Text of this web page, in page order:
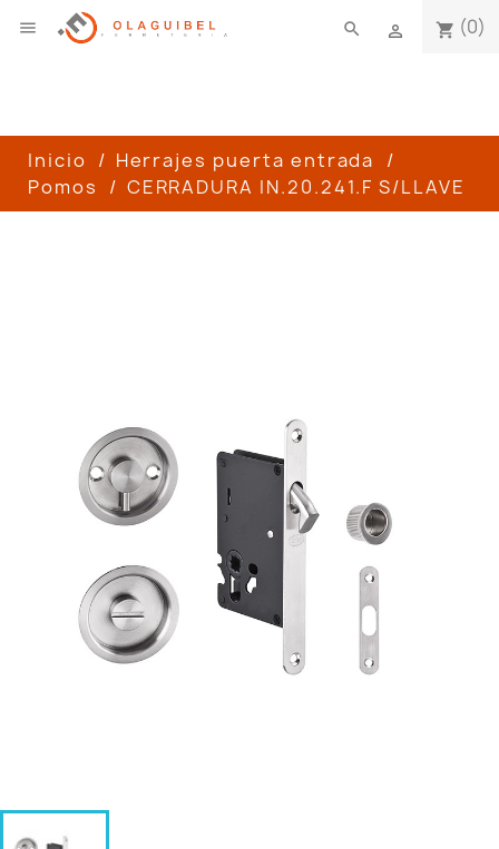
 shopping_cart (0)

search
Inicio
Herrajes puerta entrada
Pomos
CERRADURA IN.20.241.F S/LLAVE